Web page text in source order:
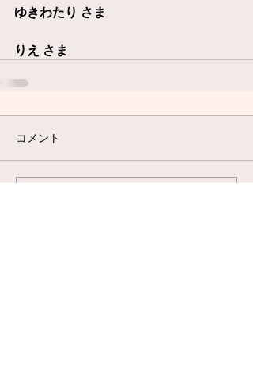
ゆきわたり さま
りえ さま
コメント